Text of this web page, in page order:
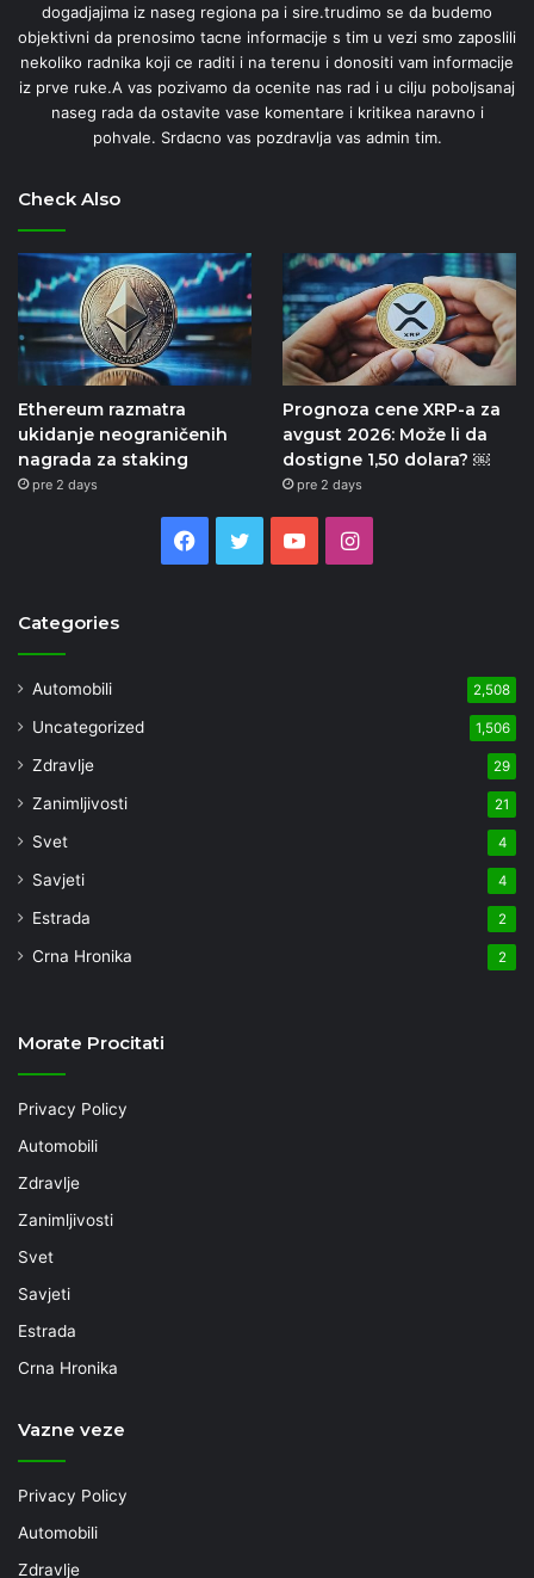
dogadjajima iz naseg regiona pa i sire.trudimo se da budemo
objektivni da prenosimo tacne informacije s tim u vezi smo zaposlili
nekoliko radnika koji ce raditi i na terenu i donositi vam informacije
iz prve ruke.A vas pozivamo da ocenite nas rad i u cilju poboljsanaj
naseg rada da ostavite vase komentare i kritikea naravno i
pohvale. Srdacno vas pozdravlja vas admin tim.
Check Also
Ethereum razmatra
ukidanje neograničenih
nagrada za staking
pre 2 days
Prognoza cene XRP-a za
avgust 2026: Može li da
dostigne 1,50 dolara? ￼
pre 2 days
Facebook
TwitterYouTubeInstagram
Categories
Automobili 2,508
Uncategorized 1,506
Zdravlje 29
Zanimljivosti 21
Svet 4
Savjeti 4
Estrada 2
Crna Hronika 2
Morate Procitati
Privacy Policy
Automobili
Zdravlje
Zanimljivosti
Svet
Savjeti
Estrada
Crna Hronika
Vazne veze
Privacy Policy
Automobili
Zdravlje